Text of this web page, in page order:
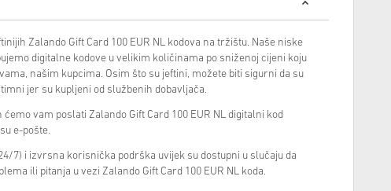
Zalando Gift Card 100 EUR NL kodova na tržištu. Naše niske
digitalne kodove u velikim količinama po sniženoj cijeni koju
našim kupcima. Osim što su jeftini, možete biti sigurni da su
jer su kupljeni od službenih dobavljača.
ćemo vam poslati Zalando Gift Card 100 EUR NL digitalni kod
e-pošte.
7) i izvrsna korisnička podrška uvijek su dostupni u slučaju da
ili pitanja u vezi Zalando Gift Card 100 EUR NL koda.